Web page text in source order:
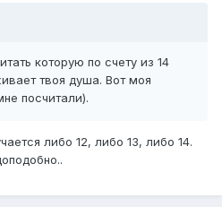
которую по счету из 14
твоя душа. Вот моя
посчитали).
либо 12, либо 13, либо 14.